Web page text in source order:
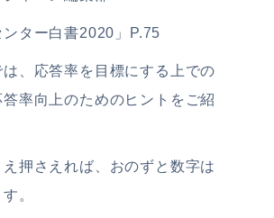
ンター白書2020」P.75
は、応答率を目標にする上での
率向上のためのヒントをご紹
押さえれば、おのずと数字は
。